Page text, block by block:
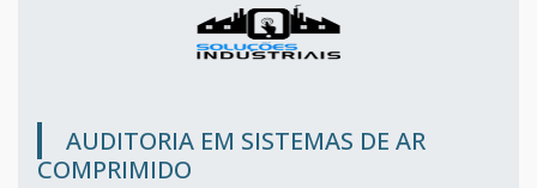
AUDITORIA EM SISTEMAS DE AR
COMPRIMIDO